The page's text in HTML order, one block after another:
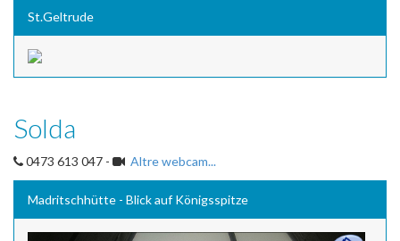
St.Geltrude
Solda
0473 613 047 - Altre webcam...
Madritschhütte - Blick auf Königsspitze